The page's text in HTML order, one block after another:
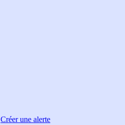
Créer une alerte